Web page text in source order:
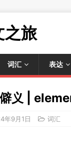
之旅
词汇 表达
义 |
年9月1日 词汇